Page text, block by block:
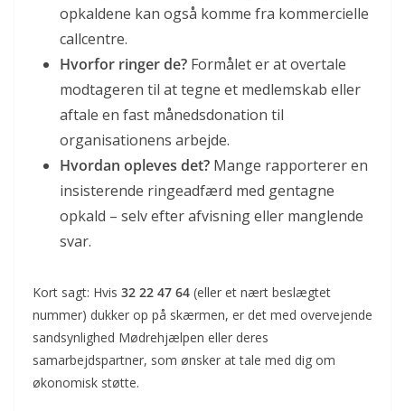
opkaldene kan også komme fra kommercielle
callcentre.
Hvorfor ringer de? Formålet er at overtale
modtageren til at tegne et medlemskab eller
aftale en fast månedsdonation til
organisationens arbejde.
Hvordan opleves det? Mange rapporterer en
insisterende ringeadfærd med gentagne
opkald – selv efter afvisning eller manglende
svar.
Kort sagt: Hvis 32 22 47 64 (eller et nært beslægtet
nummer) dukker op på skærmen, er det med overvejende
sandsynlighed Mødrehjælpen eller deres
samarbejdspartner, som ønsker at tale med dig om
økonomisk støtte.